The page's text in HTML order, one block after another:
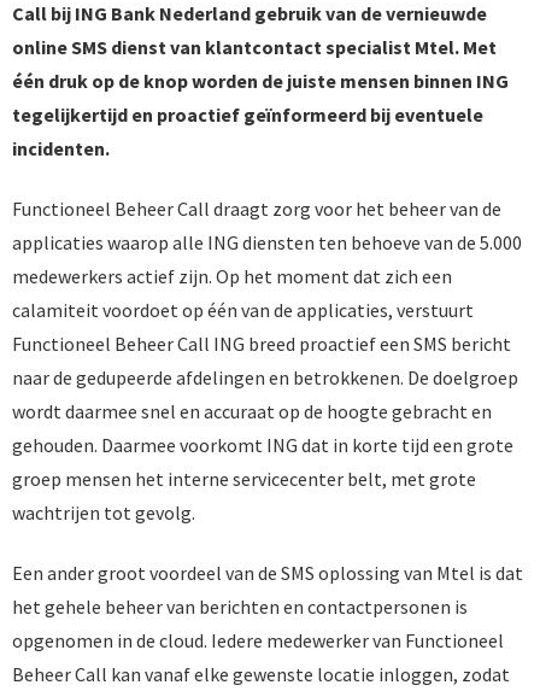
Call bij ING Bank Nederland gebruik van de vernieuwde
online SMS dienst van klantcontact specialist Mtel. Met
één druk op de knop worden de juiste mensen binnen ING
tegelijkertijd en proactief geïnformeerd bij eventuele
incidenten.
Functioneel Beheer Call draagt zorg voor het beheer van de
applicaties waarop alle ING diensten ten behoeve van de 5.000
medewerkers actief zijn. Op het moment dat zich een
calamiteit voordoet op één van de applicaties, verstuurt
Functioneel Beheer Call ING breed proactief een SMS bericht
naar de gedupeerde afdelingen en betrokkenen. De doelgroep
wordt daarmee snel en accuraat op de hoogte gebracht en
gehouden. Daarmee voorkomt ING dat in korte tijd een grote
groep mensen het interne servicecenter belt, met grote
wachtrijen tot gevolg.
Een ander groot voordeel van de SMS oplossing van Mtel is dat
het gehele beheer van berichten en contactpersonen is
opgenomen in de cloud. Iedere medewerker van Functioneel
Beheer Call kan vanaf elke gewenste locatie inloggen, zodat